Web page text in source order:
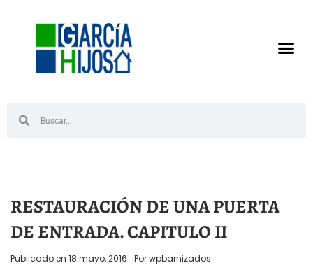
RESTAURACIÓN DE UNA PUERTA
DE ENTRADA. CAPITULO II
Publicado en 18 mayo, 2016 Porwpbarnizados